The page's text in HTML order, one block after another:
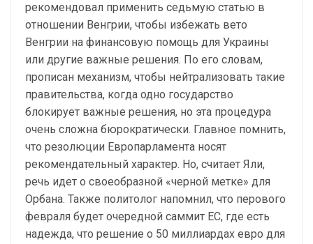
рекомендовал применить седьмую статью в
отношении Венгрии, чтобы избежать вето
Венгрии на финансовую помощь для Украины
или другие важные решения. По его словам,
прописан механизм, чтобы нейтрализовать такие
правительства, когда одно государство
блокирует важные решения, но эта процедура
очень сложна бюрократически. Главное помнить,
что резолюции Европарламента носят
рекомендательный характер. Но, считает Яли,
речь идет о своеобразной «черной метке» для
Орбана. Также политолог напомнил, что перового
февраля будет очередной саммит ЕС, где есть
надежда, что решение о 50 миллиардах евро для